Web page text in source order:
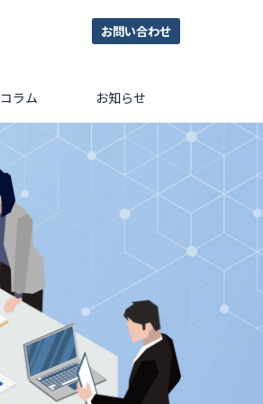
お問い合わせ
コラム お知らせ